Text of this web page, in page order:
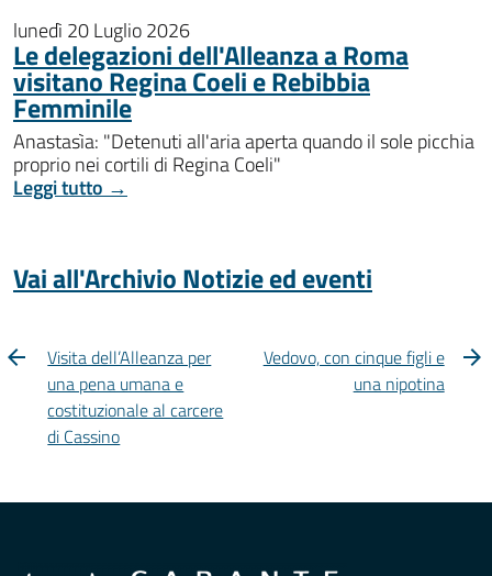
lunedì 20 Luglio 2026
Le delegazioni dell'Alleanza a Roma
visitano Regina Coeli e Rebibbia
Femminile
Anastasìa: "Detenuti all'aria aperta quando il sole picchia
proprio nei cortili di Regina Coeli"
Leggi tutto →
Vai all'Archivio Notizie ed eventi
Visita dell’Alleanza per
una pena umana e
costituzionale al carcere
di Cassino
Vedovo, con cinque figli e
una nipotina